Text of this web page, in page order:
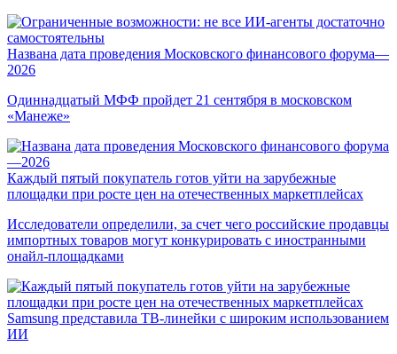
Названа дата проведения Московского финансового форума—
2026
Одиннадцатый МФФ пройдет 21 сентября в московском
«Манеже»
Каждый пятый покупатель готов уйти на зарубежные
площадки при росте цен на отечественных маркетплейсах
Исследователи определили, за счет чего российские продавцы
импортных товаров могут конкурировать с иностранными
онайл-площадками
Samsung представила ТВ-линейки с широким использованием
ИИ